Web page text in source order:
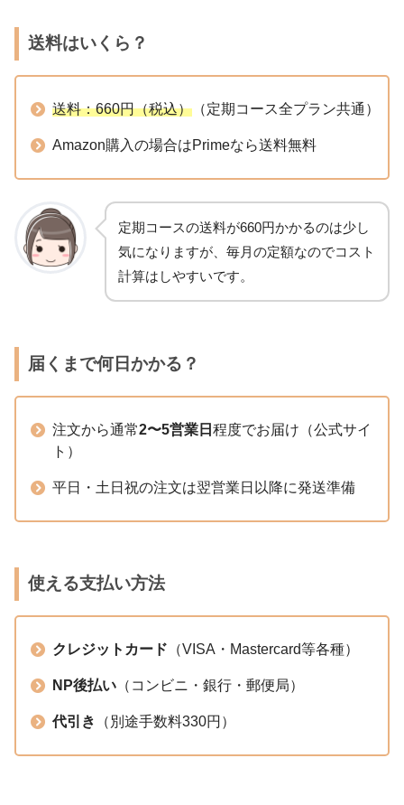
送料はいくら？
送料：660円（税込） （定期コース全プラン共通）
Amazon購入の場合はPrimeなら送料無料
定期コースの送料が660円かかるのは少し
気になりますが、毎月の定額なのでコスト
計算はしやすいです。
届くまで何日かかる？
注文から通常2〜5営業日 程度でお届け（公式サイ
ト）
平日・土日祝の注文は翌営業日以降に発送準備
使える支払い方法
クレジットカード （VISA・Mastercard等各種）
NP後払い （コンビニ・銀行・郵便局）
代引き （別途手数料330円）